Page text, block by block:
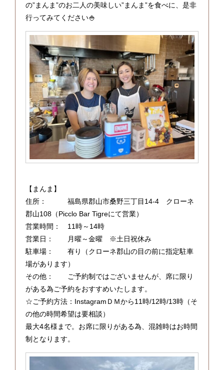
の”まんま”のお二人の美味しい”まんま”を食べに、是非
行ってみてください🍚
【まんま】
住所： 福島県郡山市桑野三丁目14-4 クローネ
郡山108（Picclo Bar Tigreにて営業）
営業時間： 11時～14時
営業日： 月曜～金曜 ※土日祝休み
駐車場： 有り（クローネ郡山の目の前に指定駐車
場があります）
その他： ご予約制ではございませんが、席に限り
がある為ご予約をおすすめいたします。
☆ご予約方法：InstagramＤＭから11時/12時/13時（そ
の他の時間希望は要相談）
最大4名様まで。お席に限りがある為、混雑時はお時間
制となります。